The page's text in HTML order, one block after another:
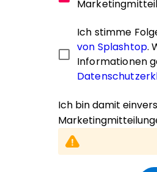
Ich stimme
von Splashtop.
Informationen
Ich bin damit